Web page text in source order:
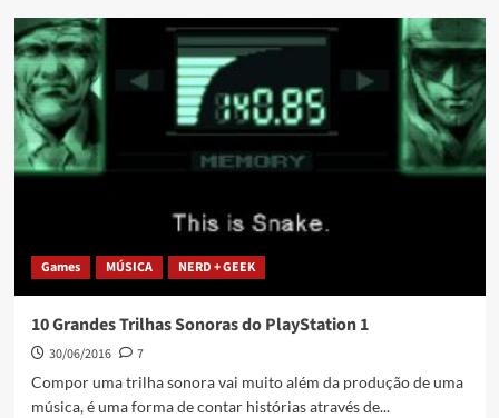
Games MÚSICA NERD + GEEK
10 Grandes Trilhas Sonoras do PlayStation 1
30/06/2016
7
Compor uma trilha sonora vai muito além da produção de uma
música, é uma forma de contar histórias através de...